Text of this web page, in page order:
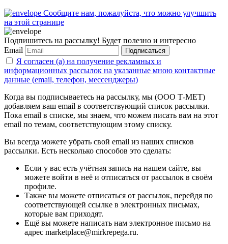
Сообщите нам, пожалуйста, что можно улучшить
на этой странице
Подпишитесь на рассылку! Будет полезно и интересно
Email
Подписаться
Я согласен (а) на получение рекламных и
информационных рассылок на указанные мною контактные
данные (email, телефон, мессенджеры)
Когда вы подписываетесь на рассылку, мы (ООО Т-МЕТ)
добавляем ваш email в соответствующий список рассылки.
Пока email в списке, мы знаем, что можем писать вам на этот
email по темам, соответствующим этому списку.
Вы всегда можете убрать свой email из наших списков
рассылки. Есть несколько способов это сделать:
Если у вас есть учётная запись на нашем сайте, вы
можете войти в неё и отписаться от рассылок в своём
профиле.
Также вы можете отписаться от рассылок, перейдя по
соответствующей ссылке в электронных письмах,
которые вам приходят.
Ещё вы можете написать нам электронное письмо на
адрес marketplace@mirkrepega.ru.